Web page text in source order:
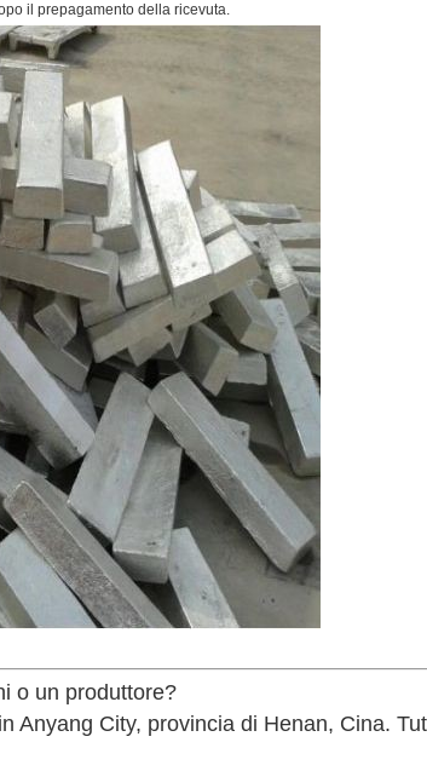
il prepagamento della ricevuta.
o un produttore?
Anyang City, provincia di Henan, Cina.